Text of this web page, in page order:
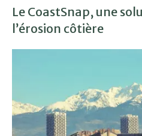
Le CoastSnap, une
l’érosion côtière